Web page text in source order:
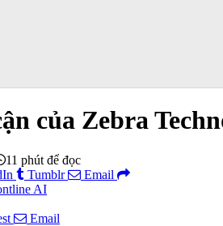
của Zebra
11 phút để đọc
Tumblr Email
Email